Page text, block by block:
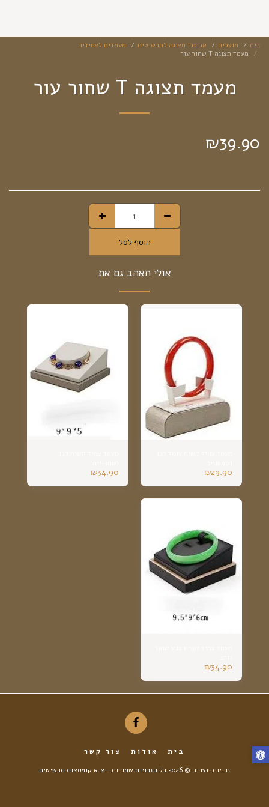
בית מוצרים אביזרי תצוגה לתכשיטים
מעמדים לצמידים
מעמד תצוגה T שחור עור
מעמד תצוגה T שחור עור
₪39.90
הוסף לסל
אולי תאהב גם את
₪29.90
₪34.90
₪34.90
בית אודות צור קשר
זכויות יוצרים © 2026 כל הזכויות שמורות - א.א קופסאות תכשיטים